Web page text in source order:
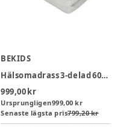
BEKIDS
Hälsomadrass 3-delad 60x120x8 cm
999,00 kr
Ursprungligen999,00 kr
Senaste lägsta pris799,20 kr